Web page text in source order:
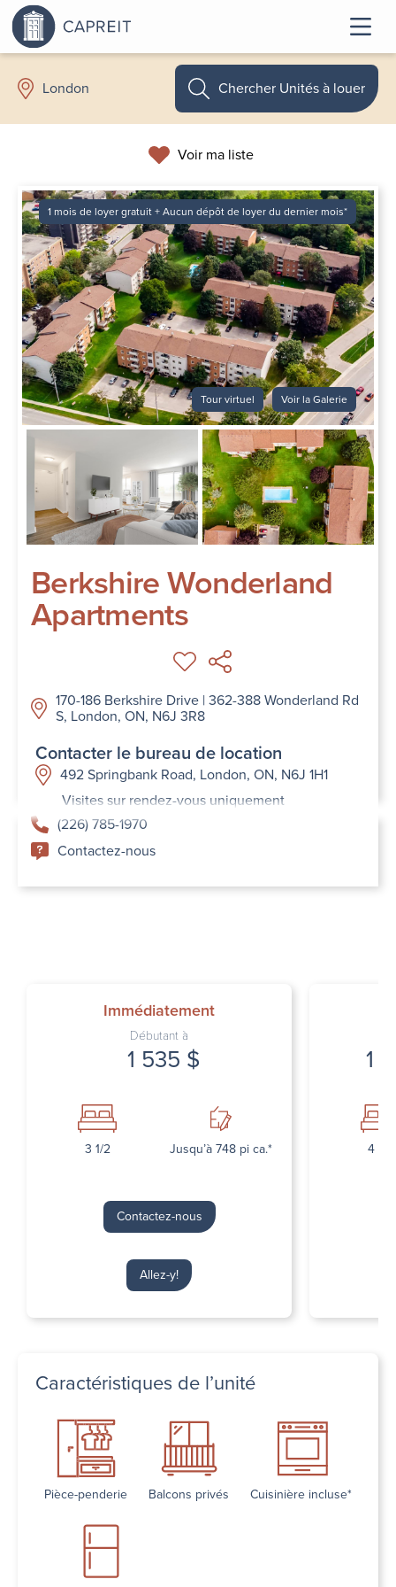
London
Voir ma liste
Chercher Unités à louer
1 mois de loyer gratuit + Aucun dépôt de loyer du dernier mois*
Tour virtuel Voir la Galerie
Berkshire Wonderland
Apartments
170-186 Berkshire Drive | 362-388 Wonderland Rd
S, London, ON, N6J 3R8
Contacter le bureau de location
492 Springbank Road, London, ON, N6J 1H1
Visites sur rendez-vous uniquement
(226) 785-1970
Contactez-nous
Immédiatement
Débutant à
1 535 $
3 1/2 Jusqu’à 748 pi ca.*
Contactez-nous
Allez-y!
1
4 1/2
Caractéristiques de l’unité
Pièce-penderie Balcons privés Cuisinière incluse*